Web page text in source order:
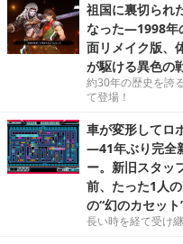
祖国に裏切られ
なった―1998年
面リメイク版、
が駆ける異色の
約30年の歴史を誇
て登場！
車が変形してロ
―41年ぶり完全
ー。新旧スタッ
前、たった1人
の“幻のカセット
長い時を経て受け